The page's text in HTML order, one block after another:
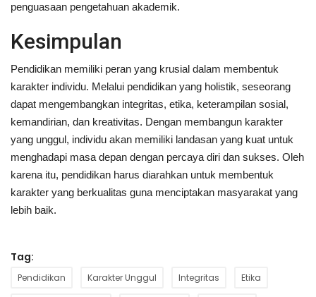
penguasaan pengetahuan akademik.
Kesimpulan
Pendidikan memiliki peran yang krusial dalam membentuk
karakter individu. Melalui pendidikan yang holistik, seseorang
dapat mengembangkan integritas, etika, keterampilan sosial,
kemandirian, dan kreativitas. Dengan membangun karakter
yang unggul, individu akan memiliki landasan yang kuat untuk
menghadapi masa depan dengan percaya diri dan sukses. Oleh
karena itu, pendidikan harus diarahkan untuk membentuk
karakter yang berkualitas guna menciptakan masyarakat yang
lebih baik.
Tag:
Pendidikan Karakter Unggul Integritas Etika